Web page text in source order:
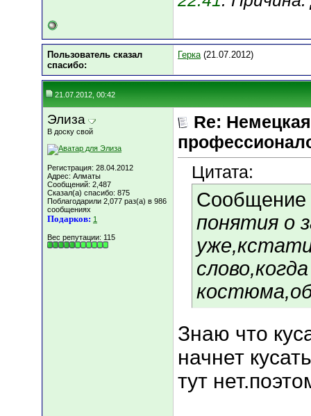
Пользователь сказал
cпасибо:
Герка(21.07.2012)
21.07.2012, 00:42
Элиза
В доску свой
Регистрация: 28.04.2012
Адрес: Алматы
Сообщений: 2,487
Сказал(а) спасибо: 875
Поблагодарили 2,077 раз(а) в 986
сообщениях
Подарков: 1
Вес репутации: 115
Re:
Цитата:
Сообщение
понятия о
Знаю что
начнет
тут